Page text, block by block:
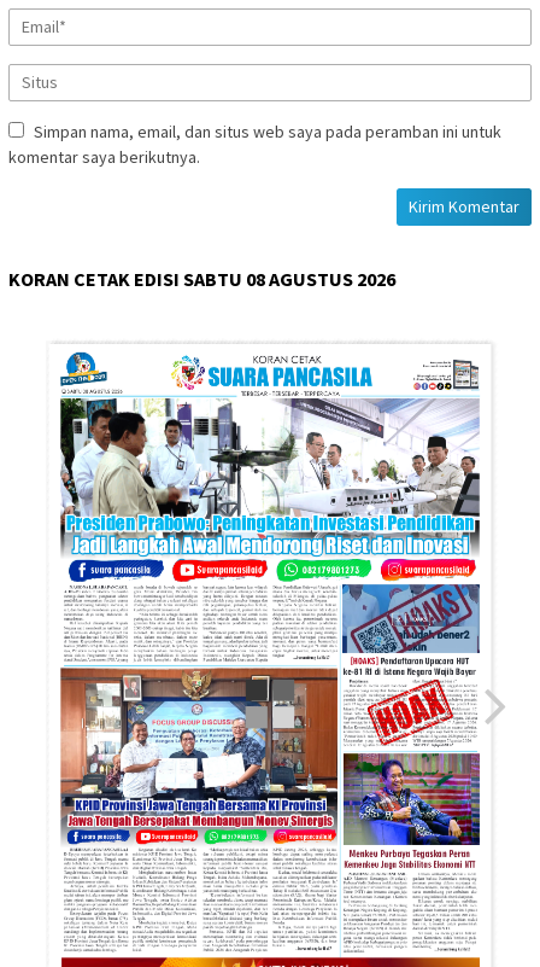
Simpan nama, email, dan situs web saya pada peramban ini untuk
komentar saya berikutnya.
KORAN CETAK EDISI SABTU 08 AGUSTUS 2026